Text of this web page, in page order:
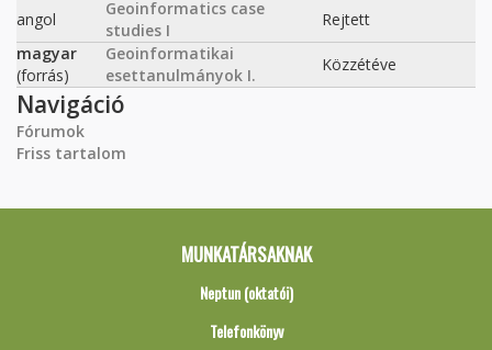
angol
Geoinformatics case
studies I
Rejtett
magyar
(forrás)
Geoinformatikai
esettanulmányok I.
Közzétéve
Navigáció
Fórumok
Friss tartalom
MUNKATÁRSAKNAK
Neptun (oktatói)
Telefonkönyv